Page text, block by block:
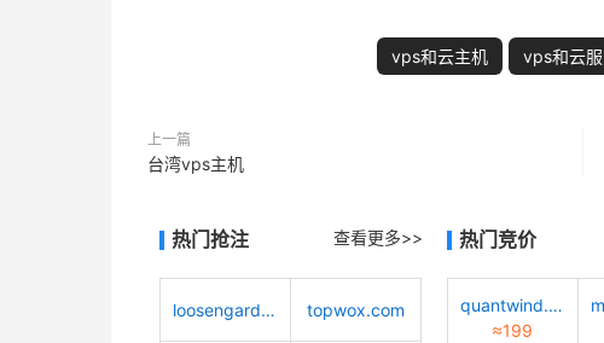
vps和云主机 vps和云
上一篇
台湾vps主机
热门抢注 查看更多>>
loosengarden.com topwox.com
热门竞价
quantwind.com
≈199